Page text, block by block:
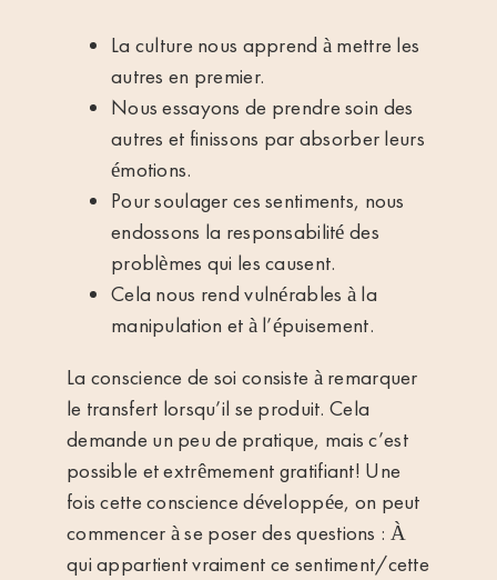
La culture nous apprend à mettre les
autres en premier.
Nous essayons de prendre soin des
autres et finissons par absorber leurs
émotions.
Pour soulager ces sentiments, nous
endossons la responsabilité des
problèmes qui les causent.
Cela nous rend vulnérables à la
manipulation et à l’épuisement.
La conscience de soi consiste à remarquer
le transfert lorsqu’il se produit. Cela
demande un peu de pratique, mais c’est
possible et extrêmement gratifiant! Une
fois cette conscience développée, on peut
commencer à se poser des questions : À
qui appartient vraiment ce sentiment/cette